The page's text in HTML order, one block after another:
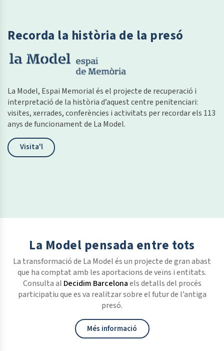
Recorda la història de la presó
La Model, Espai Memorial és el projecte de recuperació i
interpretació de la història d’aquest centre penitenciari:
visites, xerrades, conferències i activitats per recordar els 113
anys de funcionament de La Model.
Visita'l
La Model pensada entre tots
La transformació de La Model és un projecte de gran abast
que ha comptat amb les aportacions de veïns i entitats.
Consulta al Decidim Barcelonaels detalls del procés
participatiu que es va realitzar sobre el futur de l’antiga
presó.
Més informació